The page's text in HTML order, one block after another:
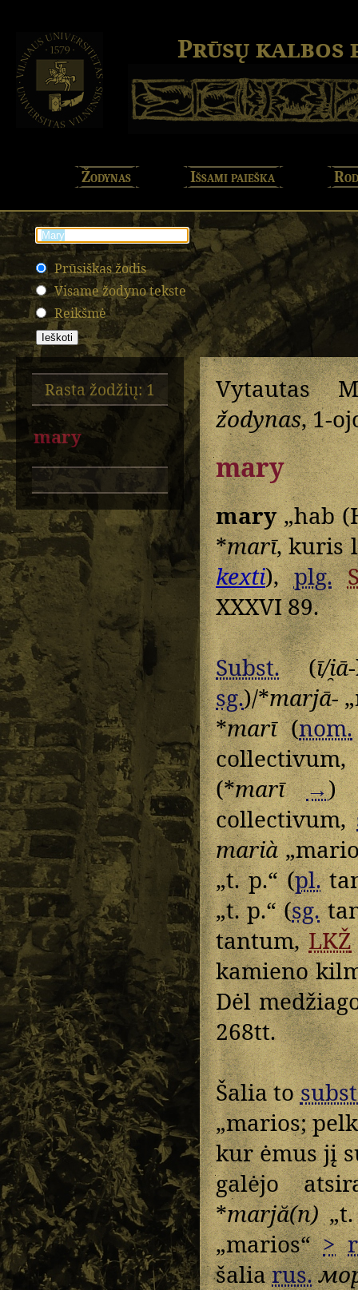
Prūsų kalbos
Žodynas Išsami paieška
Prūsiškas žodis
Visame žodyno tekste
Reikšmė
Rasta žodžių: 1
mary
Vytautas
žodynas, 1-
mary
mary„hab
*marī, kuris
kexti),plg.
XXXVI 89.
Subst.(ī/i̯ā
sg.)/*marjā-
*marī(nom.
(*marī →)
collectivum,
marià
„t. p.“ (pl.
„t. p.“ (sg.
tantum,LKŽ
kamieno
Dėl
268tt.
Šalia to
„marios;
kur ėmus jį
galėjo
*marjă(n)„t.
„marios“>
šaliarus.